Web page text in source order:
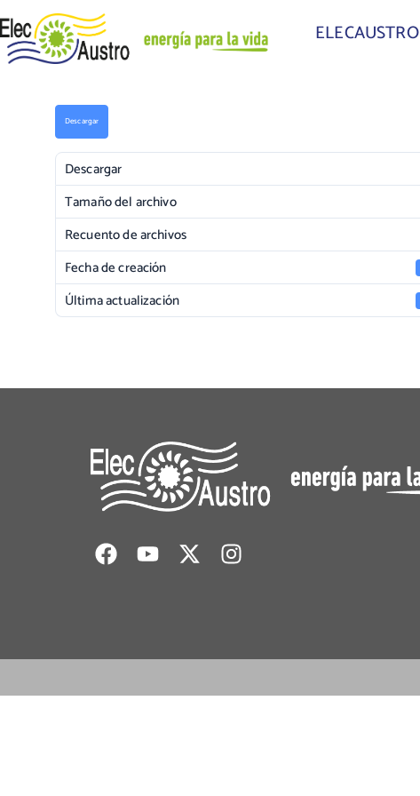
ELECAUSTRO
Descargar
Descargar
Tamaño del archivo
Recuento de archivos
Fecha de creación
Última actualización